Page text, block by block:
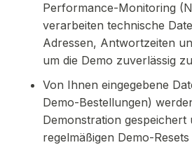
Performance-Monitoring
verarbeiten technische
Adressen, Antwortzeiten
um die Demo zuverlässig
Von Ihnen eingegebene
Demo-Bestellungen)
Demonstration gespeichert
regelmäßigen Demo-